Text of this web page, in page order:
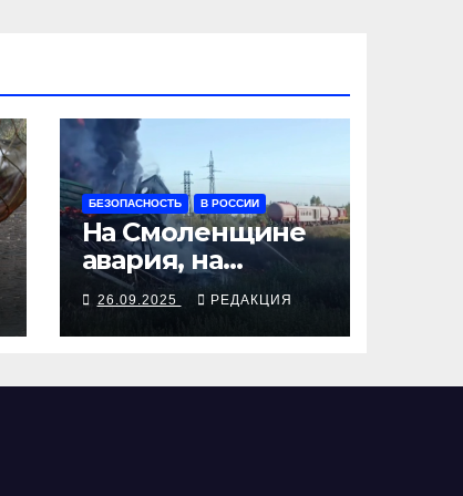
БЕЗОПАСНОСТЬ В РОССИИ
На Смоленщине
авария, на
Псковщине
взрыв
26.09.2025 РЕДАКЦИЯ